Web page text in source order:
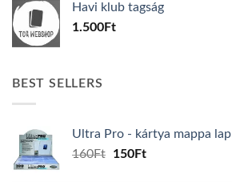
600Ft.100Ft.
Havi klub tagság
1.500Ft
BEST SELLERS
Ultra Pro - kártya mappa lap
160Ft
Original
150FtCurrent